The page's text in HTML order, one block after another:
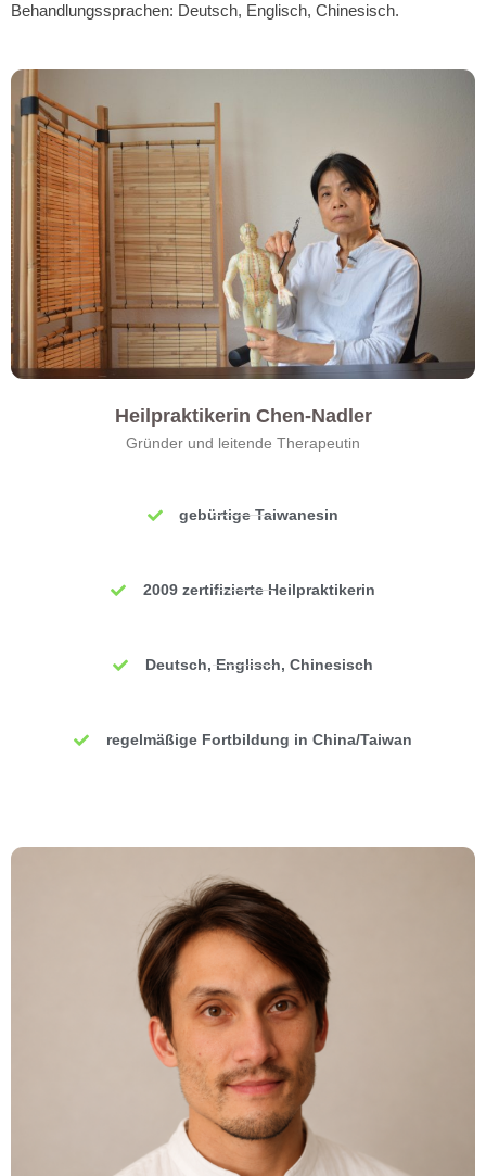
Behandlungssprachen: Deutsch, Englisch, Chinesisch.
Heilpraktikerin Chen-Nadler
Gründer und leitende Therapeutin
gebürtige Taiwanesin
2009 zertifizierte Heilpraktikerin
Deutsch, Englisch, Chinesisch
regelmäßige Fortbildung in China/Taiwan